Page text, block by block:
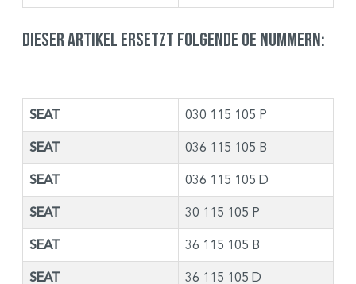
Dieser Artikel ersetzt folgende OE Nummern:
SEAT 030 115 105 P
SEAT 036 115 105 B
SEAT 036 115 105 D
SEAT 30 115 105 P
SEAT 36 115 105 B
SEAT 36 115 105 D